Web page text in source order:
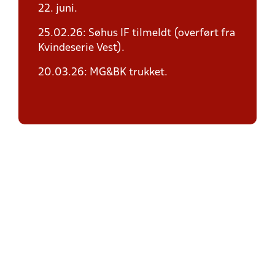
22. juni.
25.02.26: Søhus IF tilmeldt (overført fra
Kvindeserie Vest).
20.03.26: MG&BK trukket.